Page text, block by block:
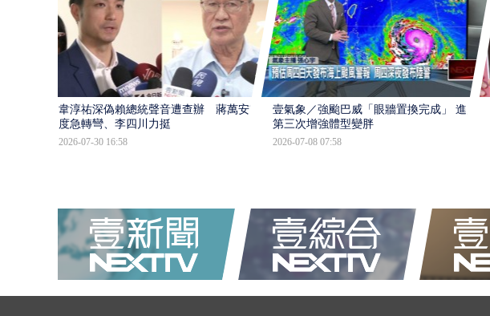
韋淳祐深偽賴總統聲音遭查辦 蔣萬安態
度急轉彎、李四川力挺
2026-07-30 16:58
壹氣象／強颱巴威「眼牆置換完成」 進入
第三次增強體型變胖
2026-07-08 07:58